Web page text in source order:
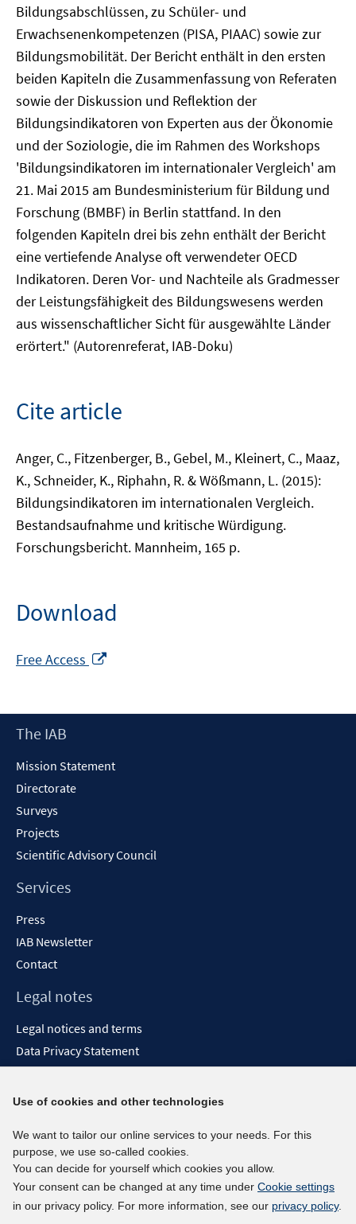
Bildungsabschlüssen, zu Schüler- und
Erwachsenenkompetenzen (PISA, PIAAC) sowie zur
Bildungsmobilität. Der Bericht enthält in den ersten
beiden Kapiteln die Zusammenfassung von Referaten
sowie der Diskussion und Reflektion der
Bildungsindikatoren von Experten aus der Ökonomie
und der Soziologie, die im Rahmen des Workshops
'Bildungsindikatoren im internationaler Vergleich' am
21. Mai 2015 am Bundesministerium für Bildung und
Forschung (BMBF) in Berlin stattfand. In den
folgenden Kapiteln drei bis zehn enthält der Bericht
eine vertiefende Analyse oft verwendeter OECD
Indikatoren. Deren Vor- und Nachteile als Gradmesser
der Leistungsfähigkeit des Bildungswesens werden
aus wissenschaftlicher Sicht für ausgewählte Länder
erörtert." (Autorenreferat, IAB-Doku)
Cite article
Anger, C., Fitzenberger, B., Gebel, M., Kleinert, C., Maaz,
K., Schneider, K., Riphahn, R. & Wößmann, L. (2015):
Bildungsindikatoren im internationalen Vergleich.
Bestandsaufnahme und kritische Würdigung.
Forschungsbericht. Mannheim, 165 p.
Download
Free Access
new
Footer
The IAB
Mission Statement
Directorate
Surveys
Projects
Scientific Advisory Council
Services
Press
IAB Newsletter
Contact
Legal notes
Legal notices and terms
Data Privacy Statement
Report Accessibility
Social media channels
BlueSky
YouTube
LinkedIn
Use of cookies and other technologies
We want to tailor our online services to your needs. For this
purpose, we use so-called cookies.
You can decide for yourself which cookies you allow.
Your consent can be changed at any time under Cookie settings
in our privacy policy. For more information, see our privacy policy.